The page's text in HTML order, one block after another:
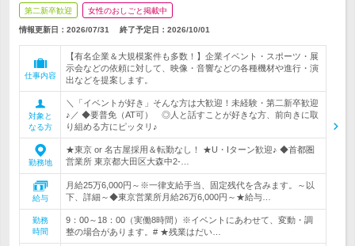
第二新卒歓迎 女性のおしごと掲載中
情報更新日：2026/07/31 終了予定日： 2026/10/01
仕事内容
【有名企業＆大規模案件も多数！】企業イベント・スポーツ・展
示会などの依頼に対して、映像・音響などの各種機材や進行・演
出などを提案します。
対象と
なる方
＼「イベントが好き」そんな方は大歓迎！未経験・第二新卒歓迎
♪／ ◆要普免（AT可） ◎人と話すことが好きな方、前向きに取
り組める方にピッタリ♪
勤務地
★東京 or 名古屋採用＆転勤なし！ ★U・Iターン歓迎♪ ◆首都圏
営業所 東京都大田区大森中2-…
給与
月給25万6,000円～※一律支給手当、固定残代を含みます。～以
下、詳細～◆東京営業所月給26万6,000円～★給与…
勤務
時間
9：00～18：00（実働8時間）※イベントにあわせて、変動・調
整の場合があります。# ★残業はだい…